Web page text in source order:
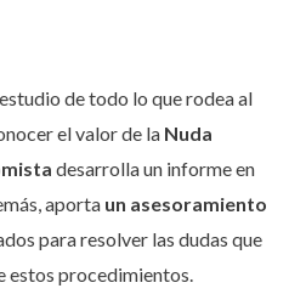
de todo lo que rodea al
el valor de la Nuda
desarrolla un informe en
aporta un asesoramiento
para resolver las dudas que
estos procedimientos.